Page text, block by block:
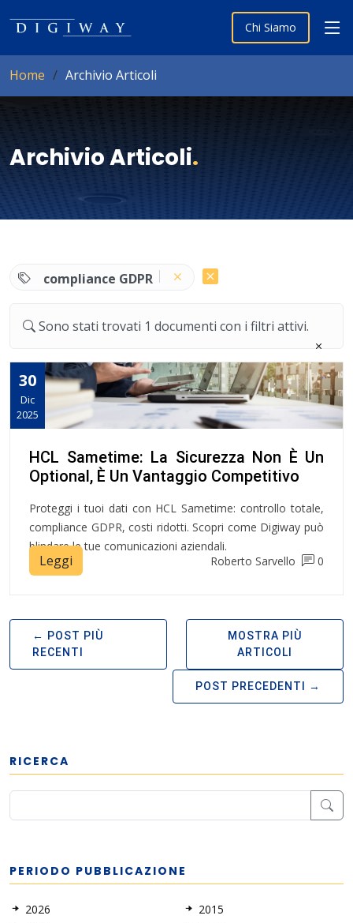
Chi Siamo
Home Archivio Articoli
Archivio Articoli.
compliance GDPR
Sono stati trovati 1 documenti con i filtri attivi.
30
Dic
2025
HCL Sametime: La Sicurezza Non È Un
Optional, È Un Vantaggio Competitivo
Proteggi i tuoi dati con HCL Sametime: controllo totale,
compliance GDPR, costi ridotti. Scopri come Digiway può
blindare le tue comunicazioni aziendali.
Leggi Roberto Sarvello 0
POST PIÙ
RECENTI
MOSTRA PIÙ
ARTICOLI
POST PRECEDENTI
RICERCA
PERIODO PUBBLICAZIONE
2026
2015